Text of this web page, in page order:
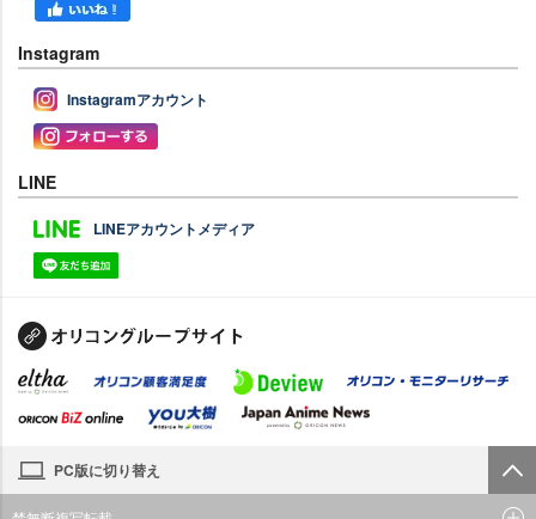
Instagram
Instagramアカウント
LINE
LINEアカウントメディア
PC版に切り替え